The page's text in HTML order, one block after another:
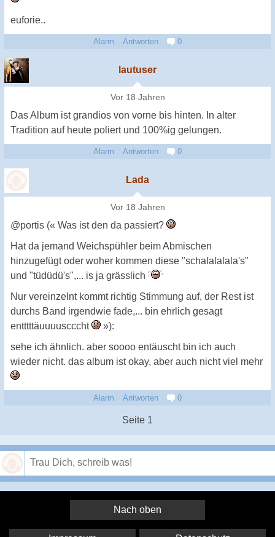
euforie..
Alarm Antworten 0
lautuser
Vor 18 Jahren
Das Album ist grandios von vorne bis hinten. In alter
Tradition auf heute poliert und 100%ig gelungen.
Alarm Antworten 0
Lada
Vor 18 Jahren
@portis (« Was ist den da passiert?
Hat da jemand Weichspühler beim Abmischen
hinzugefügt oder woher kommen diese "schalalalala's"
und "tüdüdü's",... is ja grässlich
Nur vereinzelnt kommt richtig Stimmung auf, der Rest ist
durchs Band irgendwie fade,... bin ehrlich gesagt
entttttäuuuuscccht
»):
sehe ich ähnlich. aber soooo entäuscht bin ich auch
wieder nicht. das album ist okay, aber auch nicht viel mehr
Alarm Antworten 0
Seite 1
Nach oben